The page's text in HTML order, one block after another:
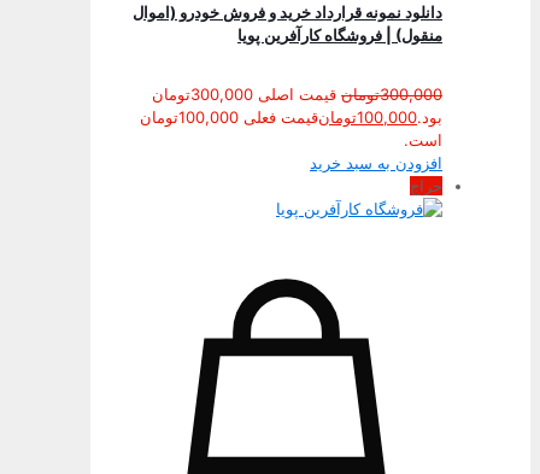
دانلود نمونه قرارداد خرید و فروش خودرو (اموال
منقول) | فروشگاه کارآفرین پویا
300,000تومان
قیمت اصلی 300,000تومان
بود.100,000تومان
قیمت فعلی 100,000تومان
است.
افزودن به سبد خرید
حراج